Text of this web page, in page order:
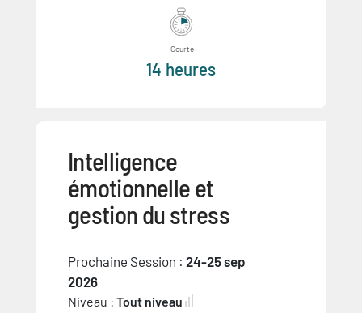
Courte
14 heures
Intelligence
émotionnelle et
gestion du stress
Prochaine Session : 24-25 sep
2026
Niveau : Tout niveau